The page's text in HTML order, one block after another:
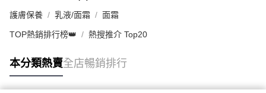
護膚保養 乳液/面霜 面霜
TOP熱銷排行榜👑 熱搜推介 Top20
本分類熱賣全店暢銷排行